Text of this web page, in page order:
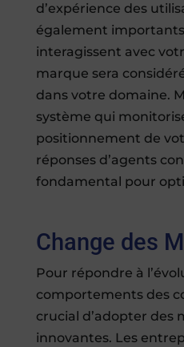
d’expérience des
également
interagissent avec
marque sera
dans votre domaine.
système qui
positionnement de
réponses d’agents
fondamental pour
Change des
Pour répondre à
comportements des
crucial d’adopter des
innovantes. Les